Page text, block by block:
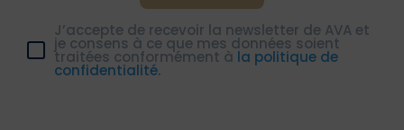
J’accepte de recevoir la newsletter de AVA et
je consens à ce que mes données soient
traitées conformément à la politique de
confidentialité.